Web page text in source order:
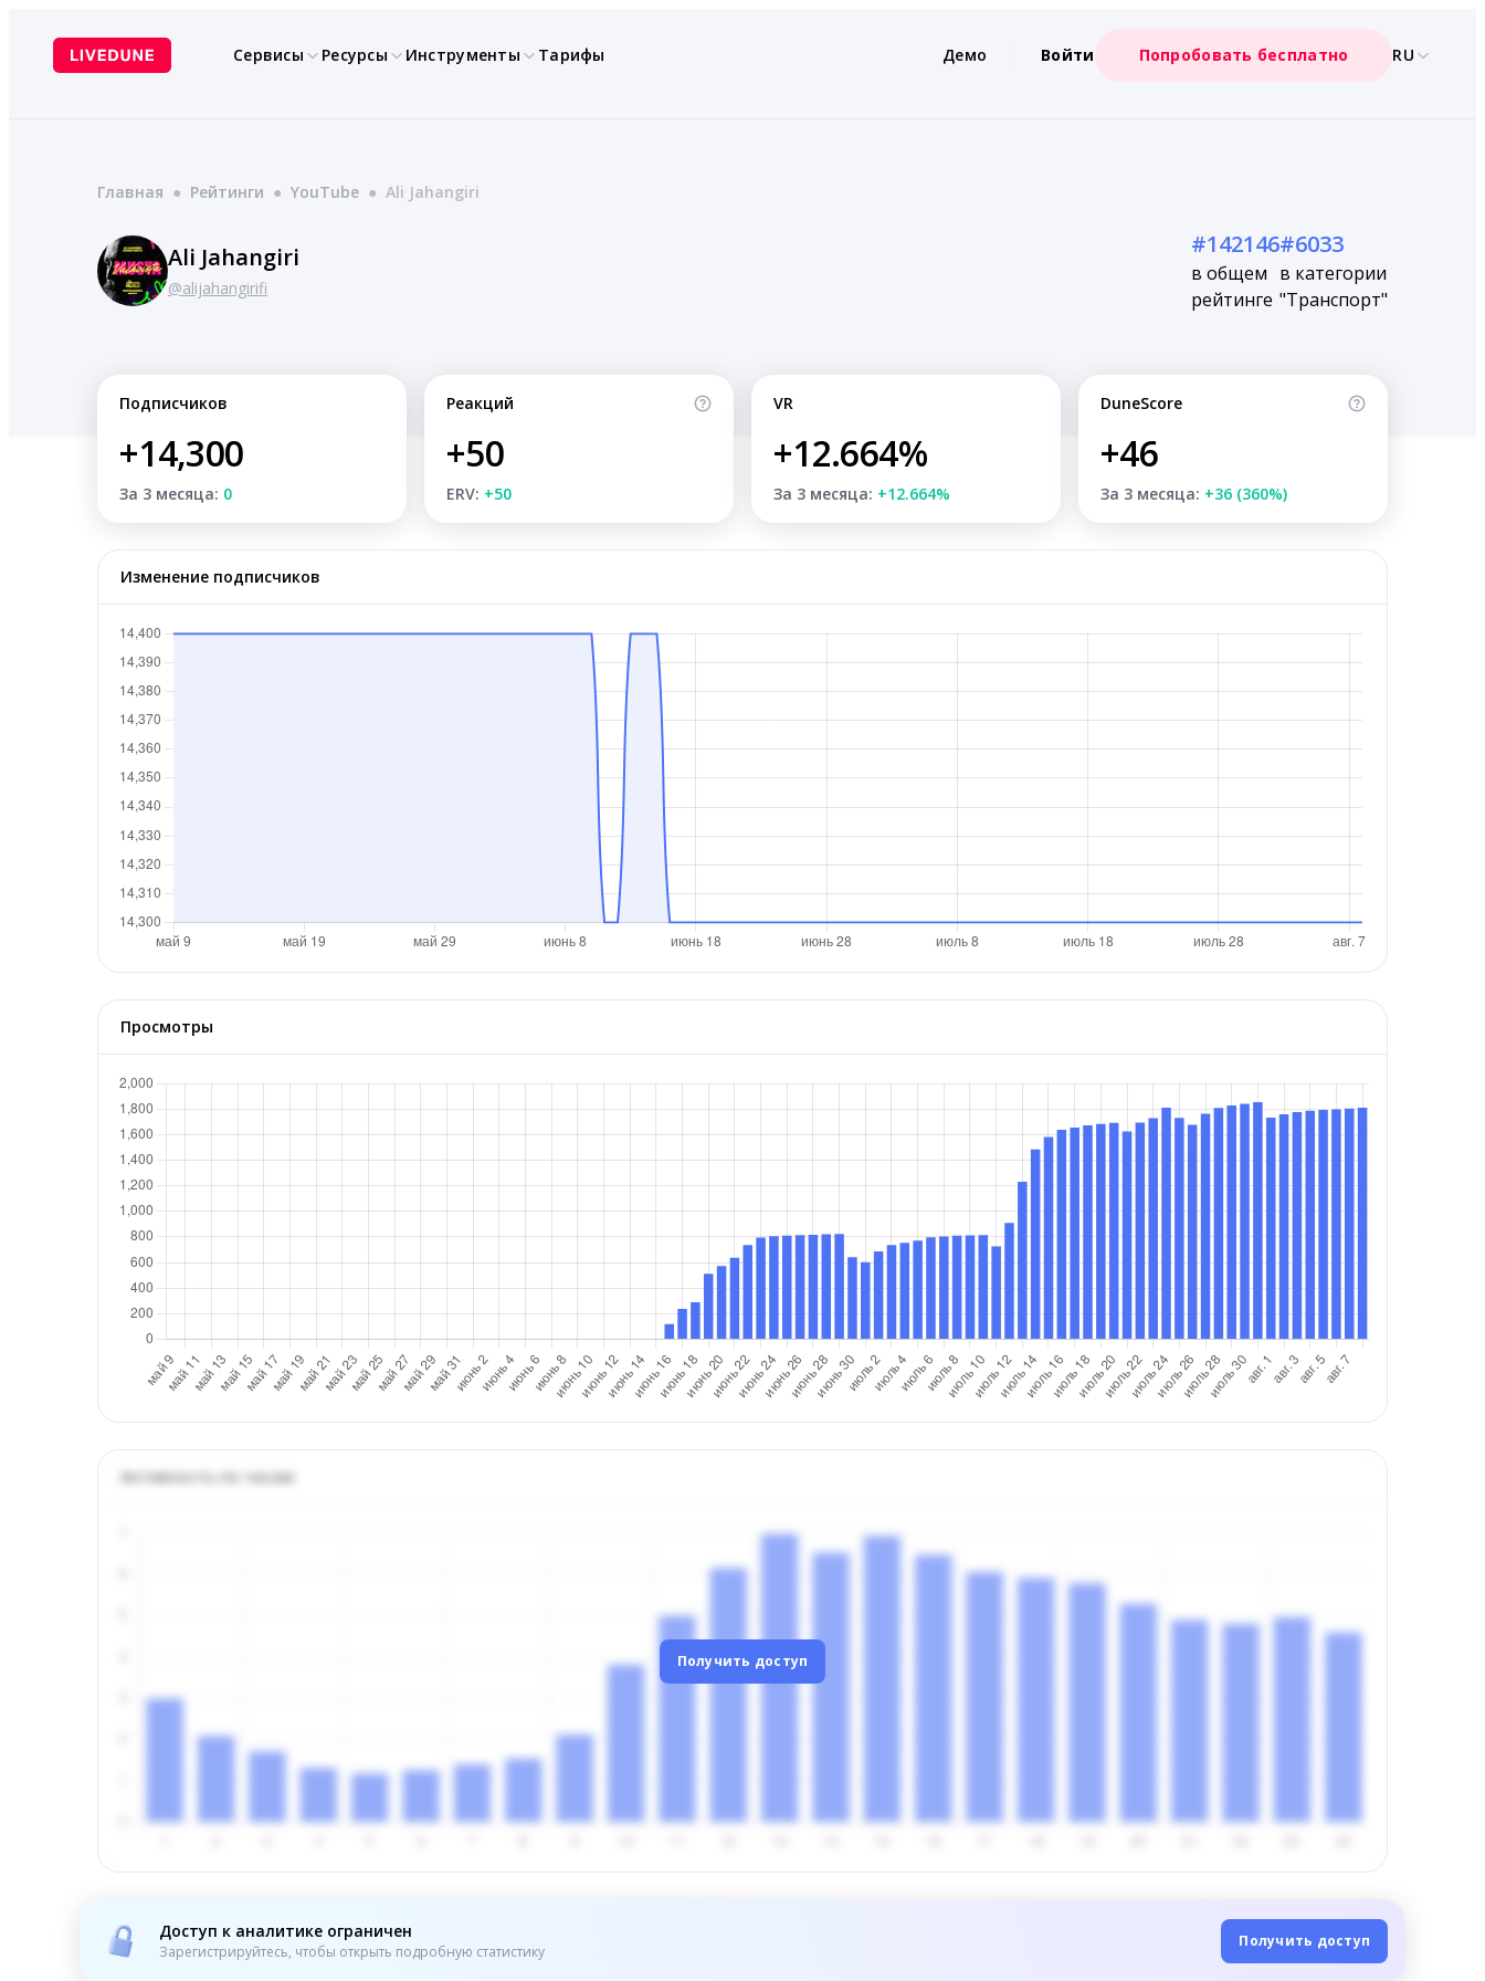
содержимому
Сервисы Ресурсы Инструменты Тарифы Демо Войти Попробовать бесплатно RU
Главная ● Рейтинги ● YouTube ● Ali Jahangiri
Ali Jahangiri
@alijahangirifi
#142146
в общем
рейтинге
#6033
в категории
"Транспорт"
Подписчиков
+14,300
За 3 месяца: 0
Реакций
+50
ERV: +50
VR
+12.664%
За 3 месяца: +12.664%
DuneScore
+46
За 3 месяца: +36 (360%)
Изменение подписчиков
Просмотры
Активность по часам
Получить доступ
Доступ к аналитике ограничен
Зарегистрируйтесь, чтобы открыть подробную статистику
Получить доступ